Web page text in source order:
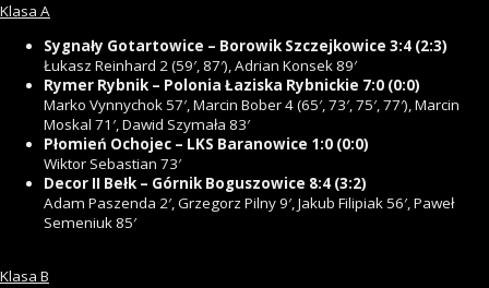
Klasa A
Sygnały Gotartowice – Borowik Szczejkowice 3:4 (2:3)
Łukasz Reinhard 2 (59′, 87′), Adrian Konsek 89′
Rymer Rybnik – Polonia Łaziska Rybnickie 7:0 (0:0)
Marko Vynnychok 57′, Marcin Bober 4 (65′, 73′, 75′, 77′), Marcin
Moskal 71′, Dawid Szymała 83′
Płomień Ochojec – LKS Baranowice 1:0 (0:0)
Wiktor Sebastian 73′
Decor II Bełk – Górnik Boguszowice 8:4 (3:2)
Adam Paszenda 2′, Grzegorz Pilny 9′, Jakub Filipiak 56′, Paweł
Semeniuk 85′
Klasa B